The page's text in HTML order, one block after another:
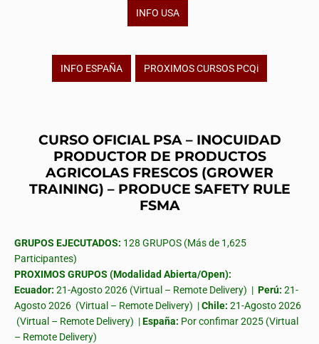
INFO USA
INFO ESPAÑA PROXIMOS CURSOS PCQi
CURSO OFICIAL PSA – INOCUIDAD
PRODUCTOR DE PRODUCTOS
AGRICOLAS FRESCOS (GROWER
TRAINING) – PRODUCE SAFETY RULE
FSMA
GRUPOS EJECUTADOS: 128 GRUPOS (Más de 1,625
Participantes)
PROXIMOS GRUPOS (Modalidad Abierta/Open):
Ecuador: 21-Agosto 2026 (Virtual – Remote Delivery) | Perú: 21-
Agosto 2026 (Virtual – Remote Delivery) |Chile: 21-Agosto 2026
(Virtual – Remote Delivery) |España: Por confimar 2025 (Virtual
– Remote Delivery)